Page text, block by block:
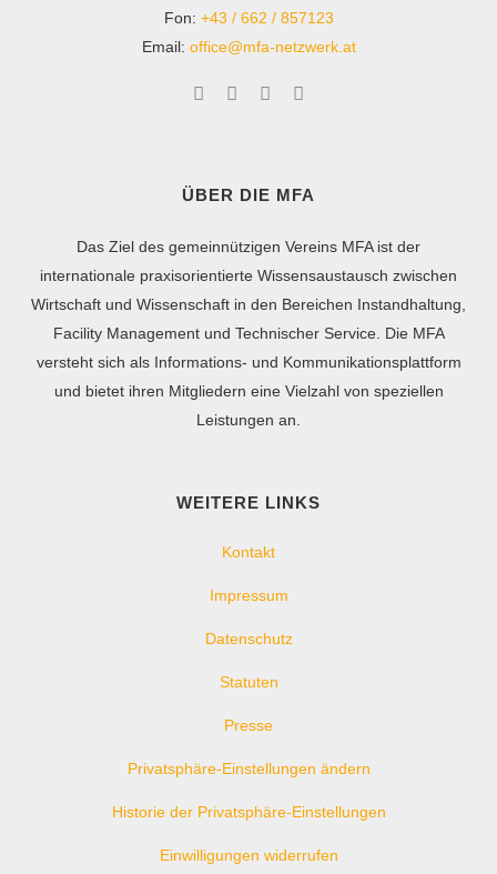
Fon: +43 / 662 / 857123
Email: office@mfa-netzwerk.at
ÜBER DIE MFA
Das Ziel des gemeinnützigen Vereins MFA ist der
internationale praxisorientierte Wissensaustausch zwischen
Wirtschaft und Wissenschaft in den Bereichen Instandhaltung,
Facility Management und Technischer Service. Die MFA
versteht sich als Informations- und Kommunikationsplattform
und bietet ihren Mitgliedern eine Vielzahl von speziellen
Leistungen an.
WEITERE LINKS
Kontakt
Impressum
Datenschutz
Statuten
Presse
Privatsphäre-Einstellungen ändern
Historie der Privatsphäre-Einstellungen
Einwilligungen widerrufen